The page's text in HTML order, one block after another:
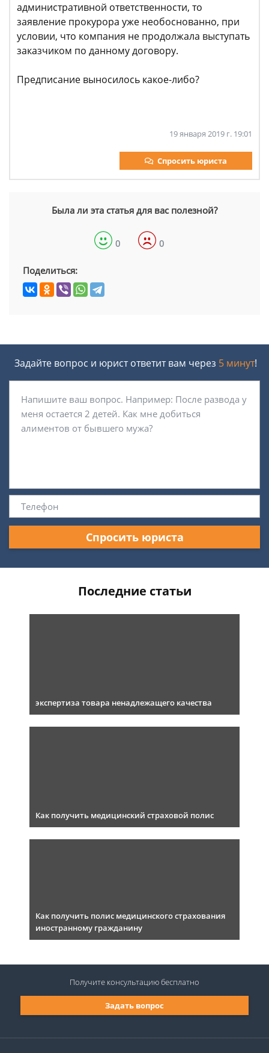
административной ответственности, то
заявление прокурора уже необоснованно, при
условии, что компания не продолжала выступать
заказчиком по данному договору.
Предписание выносилось какое-либо?
19 января 2019 г. 19:01
Спросить юриста
Была ли эта статья для вас полезной?
0 0
Поделиться:
Задайте вопрос и юрист ответит вам через 5 минут!
Спросить юриста
Последние статьи
экспертиза товара ненадлежащего качества
Как получить медицинский страховой полис
Как получить полис медицинского страхования
иностранному гражданину
Задать вопрос
Получите консультациюбесплатно